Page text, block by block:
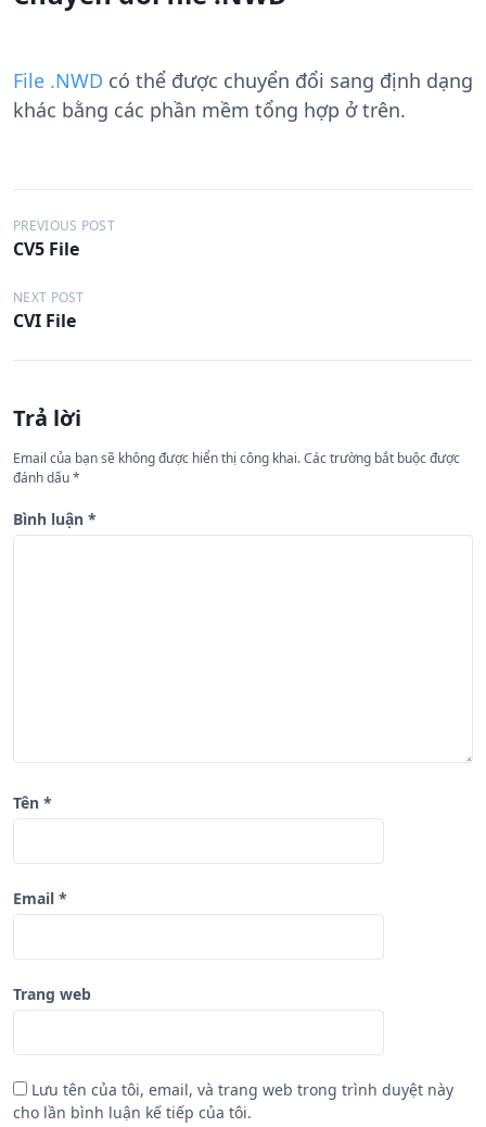
File .NWD có thể được chuyển đổi sang định dạng
khác bằng các phần mềm tổng hợp ở trên.
Đ
i
ề
u
h
ớ
n
g
b
PREVIOUS POST
CV5 File
NEXT POST
CVI File
Trả lời
Email của bạn sẽ không được hiển thị công khai.Các trường bắt buộc được
đánh dấu*
Bình luận *
Tên *
Email *
Trang web
Lưu tên của tôi, email, và trang web trong trình duyệt này
cho lần bình luận kế tiếp của tôi.